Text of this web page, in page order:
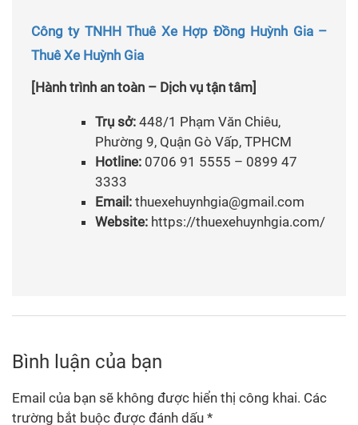
Công ty TNHH Thuê Xe Hợp Đồng Huỳnh Gia –
Thuê Xe Huỳnh Gia
[Hành trình an toàn – Dịch vụ tận tâm]
Trụ sở: 448/1 Phạm Văn Chiêu,
Phường 9, Quận Gò Vấp, TPHCM
Hotline: 0706 91 5555 – 0899 47
3333
Email: thuexehuynhgia@gmail.com
Website: https://thuexehuynhgia.com/
Bình luận của bạn
Email của bạn sẽ không được hiển thị công khai. Các
trường bắt buộc được đánh dấu *